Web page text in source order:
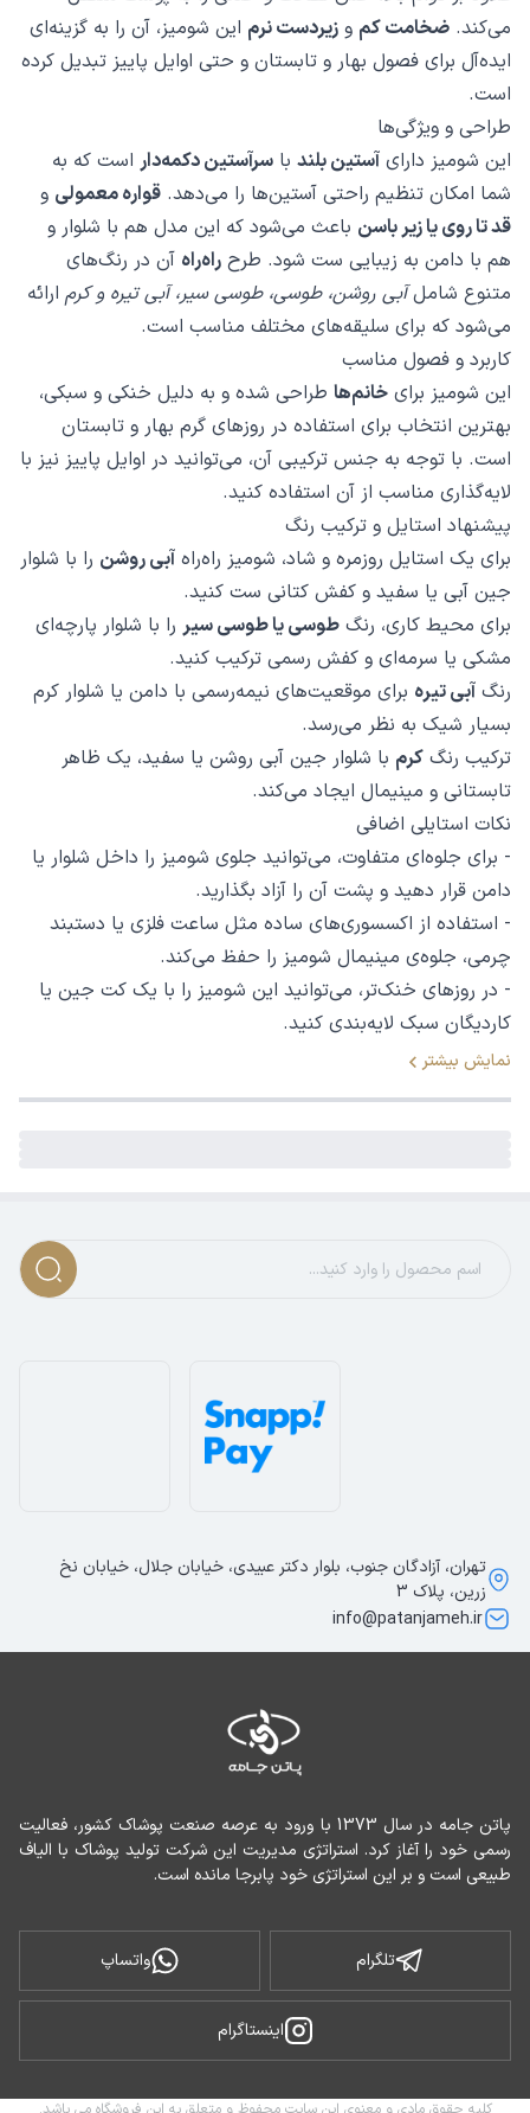
می‌کند. ضخامت کم و زیر‌دست نرم این شومیز، آن را به گزینه‌ای
ایده‌آل برای فصول بهار و تابستان و حتی اوایل پاییز تبدیل کرده
است.
طراحی و ویژگی‌ها
این شومیز دارای آستین بلند با سرآستین دکمه‌دار است که به
شما امکان تنظیم راحتی آستین‌ها را می‌دهد. قواره معمولی و
قد تا روی یا زیر باسن باعث می‌شود که این مدل هم با شلوار و
هم با دامن به زیبایی ست شود. طرح راه‌راه آن در رنگ‌های
متنوع شاملآبی روشن، طوسی، طوسی سیر، آبی تیره و کرم ارائه
می‌شود که برای سلیقه‌های مختلف مناسب است.
کاربرد و فصول مناسب
این شومیز برای خانم‌ها طراحی شده و به دلیل خنکی و سبکی،
بهترین انتخاب برای استفاده در روزهای گرم بهار و تابستان
است. با توجه به جنس ترکیبی آن، می‌توانید در اوایل پاییز نیز با
لایه‌گذاری مناسب از آن استفاده کنید.
پیشنهاد استایل و ترکیب رنگ
برای یک استایل روزمره و شاد، شومیز راه‌راه آبی روشن را با شلوار
جین آبی یا سفید و کفش کتانی ست کنید.
برای محیط کاری، رنگ طوسی یا طوسی سیر را با شلوار پارچه‌ای
مشکی یا سرمه‌ای و کفش رسمی ترکیب کنید.
رنگ آبی تیره برای موقعیت‌های نیمه‌رسمی با دامن یا شلوار کرم
بسیار شیک به نظر می‌رسد.
ترکیب رنگ کرم با شلوار جین آبی روشن یا سفید، یک ظاهر
تابستانی و مینیمال ایجاد می‌کند.
نکات استایلی اضافی
- برای جلوه‌ای متفاوت، می‌توانید جلوی شومیز را داخل شلوار یا
دامن قرار دهید و پشت آن را آزاد بگذارید.
- استفاده از اکسسوری‌های ساده مثل ساعت فلزی یا دستبند
چرمی، جلوه‌ی مینیمال شومیز را حفظ می‌کند.
- در روزهای خنک‌تر، می‌توانید این شومیز را با یک کت جین یا
کاردیگان سبک لایه‌بندی کنید.
نمایش بیشتر
طبیعی است و بر این استراتژی خود پابرجا مانده است.
تلگرام واتساپ
اینستاگرام
تهران، آزادگان جنوب، بلوار دکتر عبیدی، خیابان جلال، خیابان نخ
زرین، پلاک 3
info@patanjameh.ir